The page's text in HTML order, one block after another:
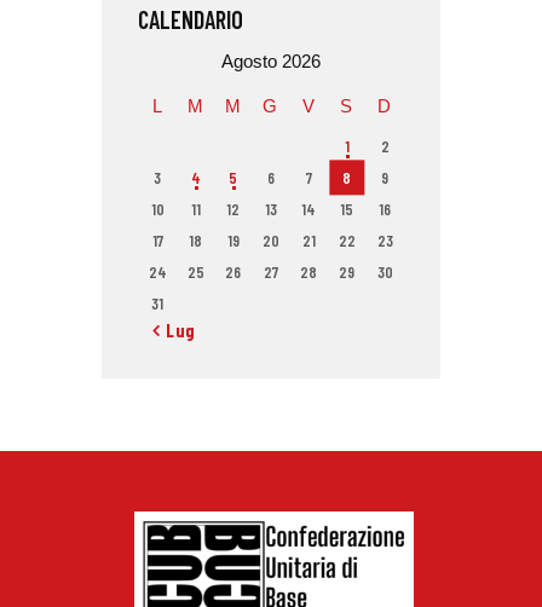
CALENDARIO
Agosto 2026
L M M G V S D
1
2
3
4 5 6 7 8
9
10
11 12 13 14 15
16
17
18 19 20 21 22
23
24
25 26 27 28 29
30
31
« Lug